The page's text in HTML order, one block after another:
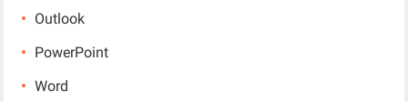
Outlook
PowerPoint
Word